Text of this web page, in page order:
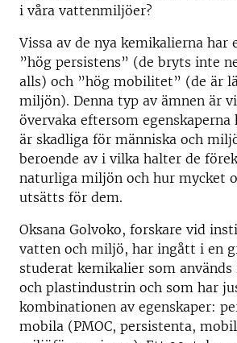
i våra vattenmiljöer?
Vissa av de nya kemikalierna har
”hög persistens” (de bryts inte
alls) och ”hög mobilitet” (de är
miljön). Denna typ av ämnen är
övervaka eftersom egenskaperna
är skadliga för människa och
beroende av i vilka halter de
naturliga miljön och hur mycket
utsätts för dem.
Oksana Golvoko, forskare vid
vatten och miljö, har ingått i en
studerat kemikalier som
och plastindustrin och som har
kombinationen av egenskaper:
mobila (PMOC, persistenta,